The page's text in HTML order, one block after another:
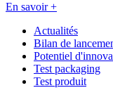
En savoir +
Actualités
Bilan de
Potentiel
Test packaging
Test produit